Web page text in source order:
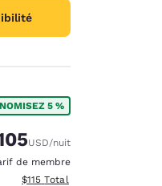
5 %
:
réduit :
USD/nuit
de membre
Afficher les détails totaux
$115 Total